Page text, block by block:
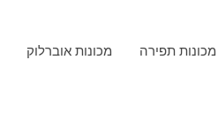
מכונות תפירה מכונות אוברלוק